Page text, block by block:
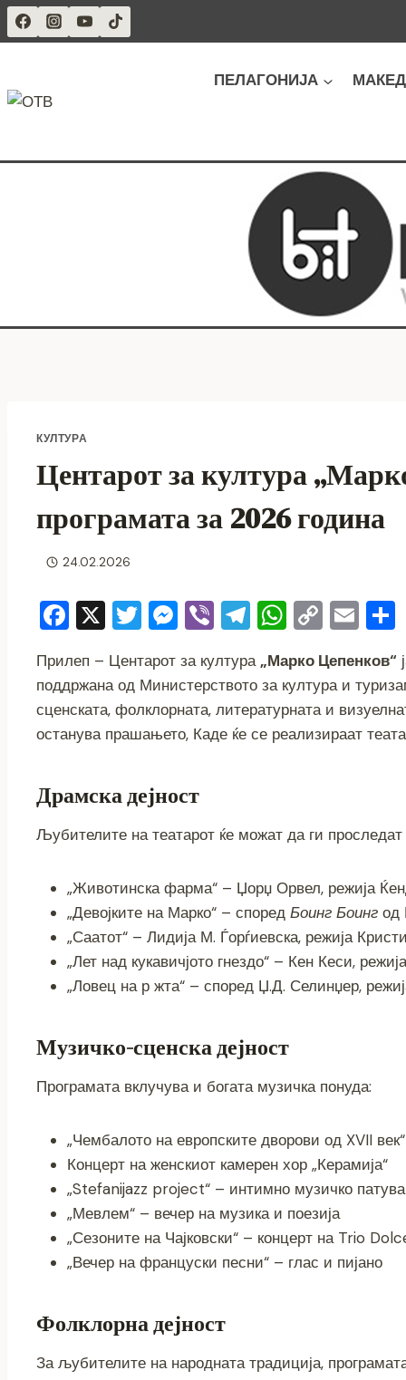
Skip
to
ПЕЛАГОНИЈА
КУЛТУРА
Центарот за култура
програмата за 2026 година
24.02.2026
F
c
e
b
o
X T
tt
er
M
ss
e
n
er
Vi
er
T
e
gr
a
W
at
s
A
C
p
y
Li
E
ai
l
Прилеп – Центарот за култура „Марко Цепенков“
поддржана од Министерството за култура и
сценската, фолклорната, литературната и
останува прашањето, Каде ќе се реализираат
Драмска дејност
Љубителите на театарот ќе можат да ги проследат
„Животинска фарма“ – Џорџ Орвел, режија
„Девојките на Марко“ – според Боинг Боинг од
„Саатот“ – Лидија М. Ѓорѓиевска, режија
„Лет над кукавичјото гнездо“ – Кен Кеси,
„Ловец на р жта“ – според Џ.Д. Селинџер,
Музичко-сценска дејност
Програмата вклучува и богата музичка понуда:
„Чембалото на европските дворови од XVII век“
Концерт на женскиот камерен хор „Керамија“
„Stefanijazz project“ – интимно музичко
„Мевлем“ – вечер на музика и поезија
„Сезоните на Чајковски“ – концерт на Trio
„Вечер на француски песни“ – глас и пијано
Фолклорна дејност
За љубителите на народната традиција,